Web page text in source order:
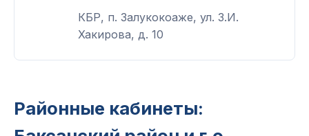
КБР, п. Залукокоаже, ул. З.И.
Хакирова, д. 10
Районные кабинеты: